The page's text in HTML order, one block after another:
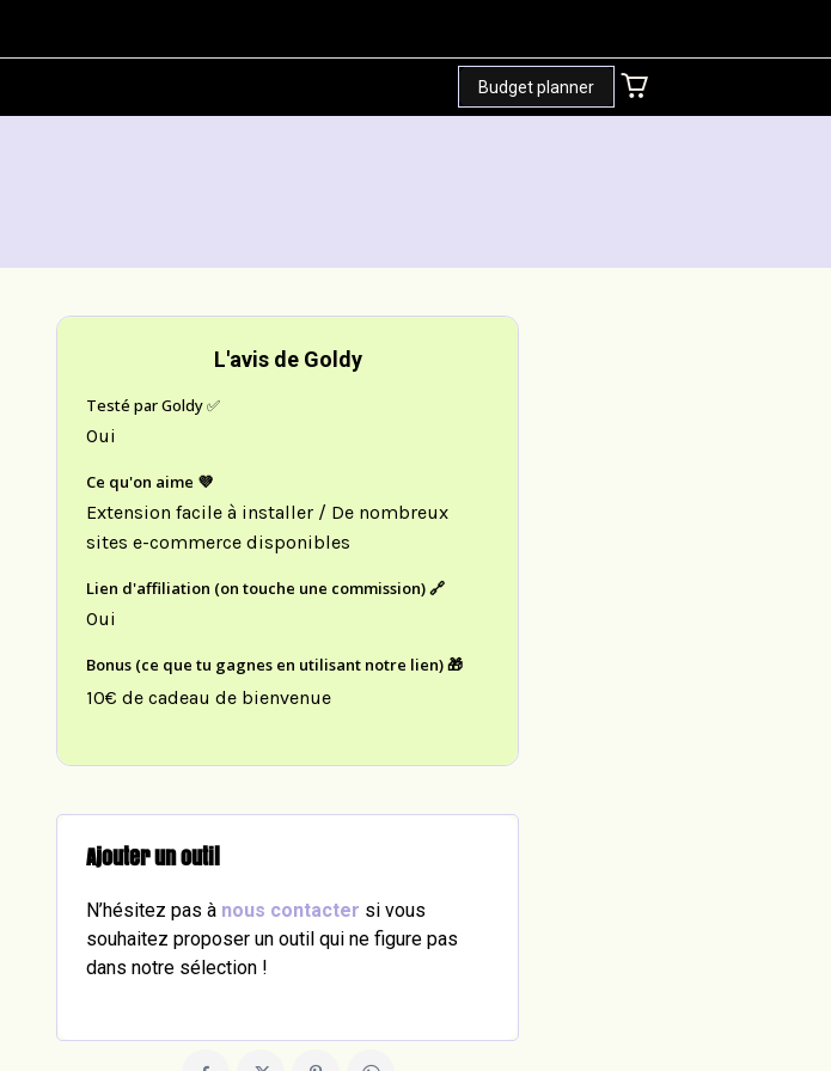
Budget planner
L'avis de Goldy
Testé par Goldy ✅
Oui
Ce qu'on aime 💜
Extension facile à installer / De nombreux
sites e-commerce disponibles
Lien d'affiliation (on touche une commission) 🔗
Oui
Bonus (ce que tu gagnes en utilisant notre lien) 🎁
10€ de cadeau de bienvenue
Ajouter un outil
N’hésitez pas à nous contacter si vous
souhaitez proposer un outil qui ne figure pas
dans notre sélection !